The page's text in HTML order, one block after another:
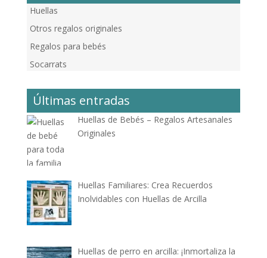
Huellas
Otros regalos originales
Regalos para bebés
Socarrats
Últimas entradas
Huellas de Bebés – Regalos Artesanales
Originales
Huellas Familiares: Crea Recuerdos
Inolvidables con Huellas de Arcilla
Huellas de perro en arcilla: ¡Inmortaliza la